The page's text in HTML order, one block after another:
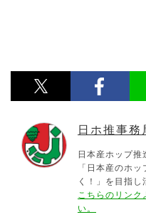
日ホ推事務
日本産ホップ推
「日本産のホ
く！」を目指し
こちらのリンク
い。